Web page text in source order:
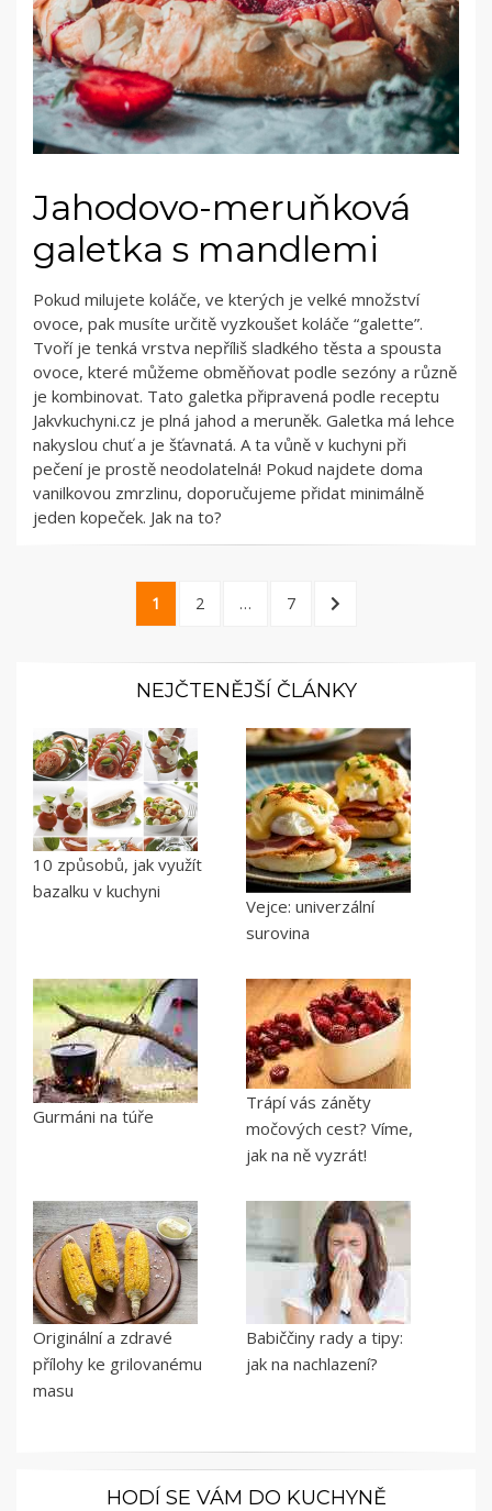
Jahodovo-meruňková
galetka s mandlemi
Pokud milujete koláče, ve kterých je velké množství
ovoce, pak musíte určitě vyzkoušet koláče “galette”.
Tvoří je tenká vrstva nepříliš sladkého těsta a spousta
ovoce, které můžeme obměňovat podle sezóny a různě
je kombinovat. Tato galetka připravená podle receptu
Jakvkuchyni.cz je plná jahod a meruněk. Galetka má lehce
nakyslou chuť a je šťavnatá. A ta vůně v kuchyni při
pečení je prostě neodolatelná! Pokud najdete doma
vanilkovou zmrzlinu, doporučujeme přidat minimálně
jeden kopeček. Jak na to?
Stránkování
příspěvků
PAGE
1 PAGE
2 … PAGE
7
NEXT
NEJČTENĚJŠÍ ČLÁNKY
10 způsobů, jak využít
bazalku v kuchyni
Vejce: univerzální
surovina
Gurmáni na túře
Trápí vás záněty
močových cest? Víme,
jak na ně vyzrát!
Originální a zdravé
přílohy ke grilovanému
masu
Babiččiny rady a tipy:
jak na nachlazení?
HODÍ SE VÁM DO KUCHYNĚ